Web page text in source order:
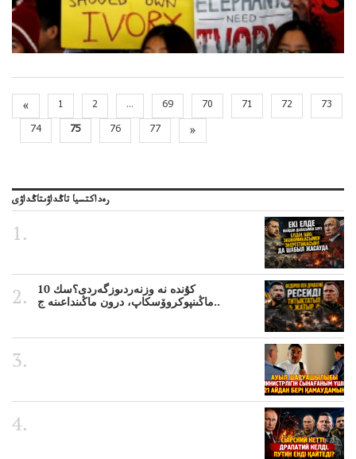
« 1 2 ... 69 70 71 72
73
74
75 76 77 »
رەداكتسيا تاڭداۋىتاڭداۋى
10 كۇندە نە وزنەردىوزگەردى؟سك
ماڭىنپوكروۆسكاپ، درون ماڭىنداعىنە ج..